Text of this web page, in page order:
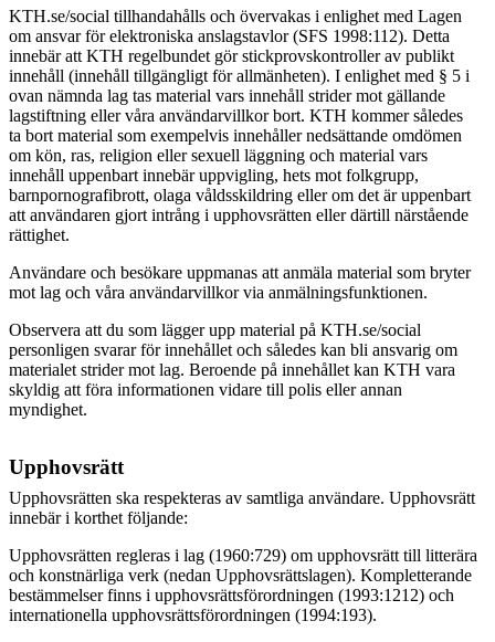
KTH.se/social tillhandahålls och övervakas i enlighet med Lagen
om ansvar för elektroniska anslagstavlor (SFS 1998:112). Detta
innebär att KTH regelbundet gör stickprovskontroller av publikt
innehåll (innehåll tillgängligt för allmänheten). I enlighet med § 5 i
ovan nämnda lag tas material vars innehåll strider mot gällande
lagstiftning eller våra användarvillkor bort. KTH kommer således
ta bort material som exempelvis innehåller nedsättande omdömen
om kön, ras, religion eller sexuell läggning och material vars
innehåll uppenbart innebär uppvigling, hets mot folkgrupp,
barnpornografibrott, olaga våldsskildring eller om det är uppenbart
att användaren gjort intrång i upphovsrätten eller därtill närstående
rättighet.
Användare och besökare uppmanas att anmäla material som bryter
mot lag och våra användarvillkor via anmälningsfunktionen.
Observera att du som lägger upp material på KTH.se/social
personligen svarar för innehållet och således kan bli ansvarig om
materialet strider mot lag. Beroende på innehållet kan KTH vara
skyldig att föra informationen vidare till polis eller annan
myndighet.
Upphovsrätt
Upphovsrätten ska respekteras av samtliga användare. Upphovsrätt
innebär i korthet följande:
Upphovsrätten regleras i lag (1960:729) om upphovsrätt till litterära
och konstnärliga verk (nedan Upphovsrättslagen). Kompletterande
bestämmelser finns i upphovsrättsförordningen (1993:1212) och
internationella upphovsrättsförordningen (1994:193).